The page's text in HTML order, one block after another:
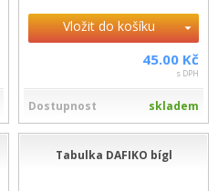
Vložit do košíku
45.00 Kč
s DPH
Dostupnost skladem
Tabulka DAFIKO bígl